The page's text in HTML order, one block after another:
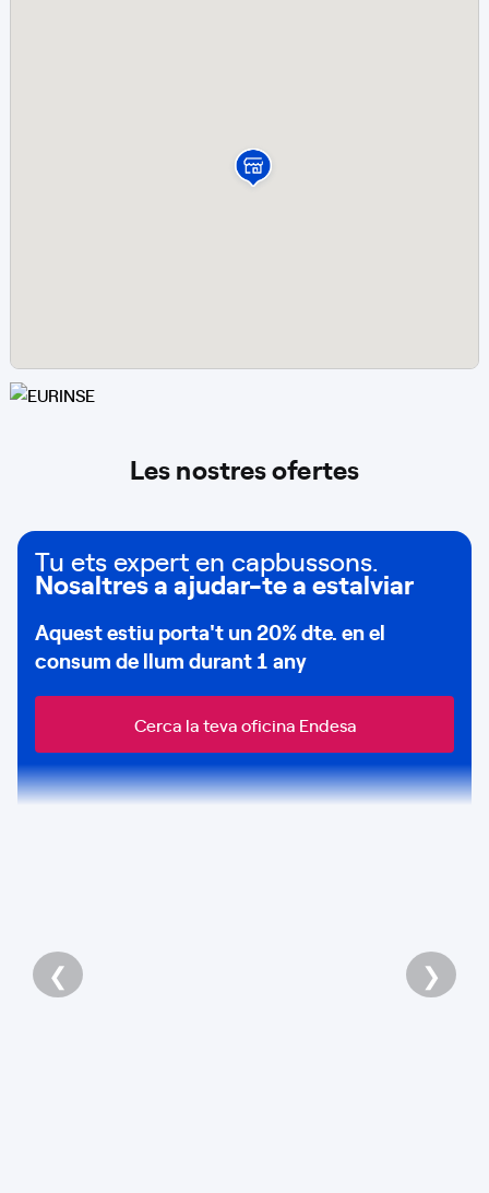
Les nostres ofertes
Tu ets expert en capbussons.
Nosaltres a ajudar-te a estalviar
Aquest estiu porta't un20% dte.en el
consum dellum durant 1 any
Cerca la teva oficina Endesa
❮ ❯